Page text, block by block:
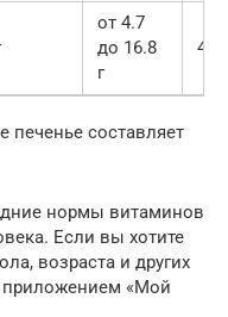
от 4.7
до 16.8
г
печенье составляет
нормы витаминов
Если вы хотите
возраста и других
приложением «Мой